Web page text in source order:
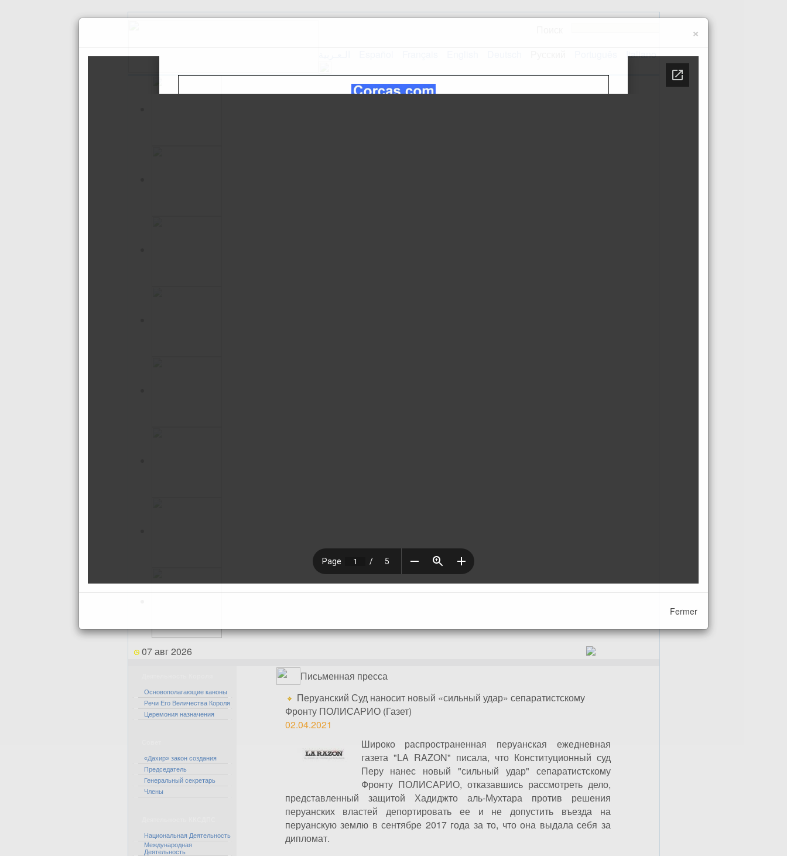
Italiano
07 авг 2026
Основополагающие каноны
Речи Его Величества Короля
Церемония назначения
«Дахир» закон создания
Председатель
Генеральный секретарь
Члены
Национальная Деятельность
Международная
Деятельность
Письменная пресса
Перуанский Суд наносит новый «сильный удар» сепаратистскому
Фронту ПОЛИСАРИО (Газет)
02.04.2021
Широко распространенная перуанская ежедневная
газета "LA RAZON" писала, что Конституционный суд
Перу нанес новый "сильный удар" сепаратистскому
Фронту ПОЛИСАРИО, отказавшись рассмотреть дело,
представленный защитой Хадиджто аль-Мухтара против решения
перуанских властей депортировать ее и не допустить въезда на
перуанскую землю в сентябре 2017 года за то, что она выдала себя за
дипломат.
×
Fermer